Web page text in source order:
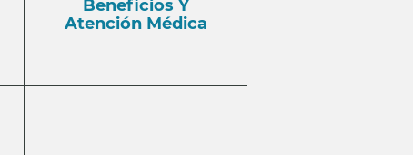
Beneficios Y
Atención Médica